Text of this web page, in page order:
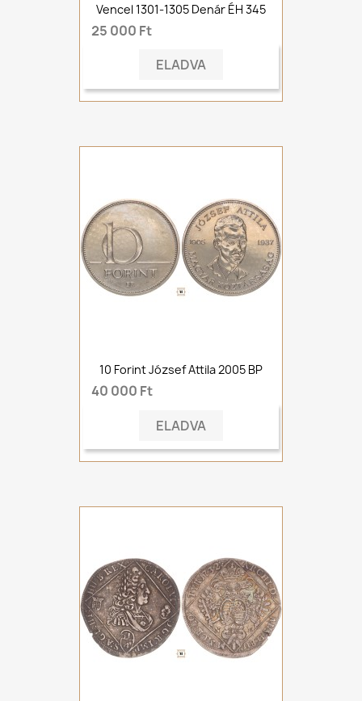
Vencel 1301-1305 Denár ÉH 345
25 000 Ft
ELADVA
10 Forint József Attila 2005 BP
40 000 Ft
ELADVA